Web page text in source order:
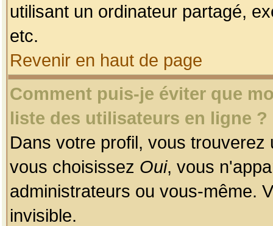
utilisant un ordinateur partagé,
etc.
Revenir en haut de page
Comment puis-je éviter que
liste des utilisateurs en ligne ?
Dans votre profil, vous
vous choisissez Oui, vous
administrateurs ou vous-même.
invisible.